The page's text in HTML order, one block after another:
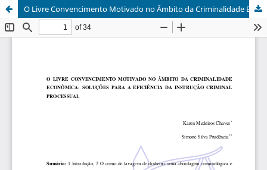
O Livre Convencimento Motivado no Âmbito da Criminalidade Econômica